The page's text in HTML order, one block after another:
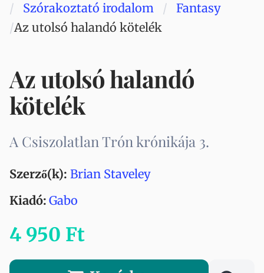
Szórakoztató irodalom
Fantasy
Az utolsó halandó kötelék
Az utolsó halandó
kötelék
A Csiszolatlan Trón krónikája 3.
Szerző(k): Brian Staveley
Kiadó: Gabo
4 950 Ft